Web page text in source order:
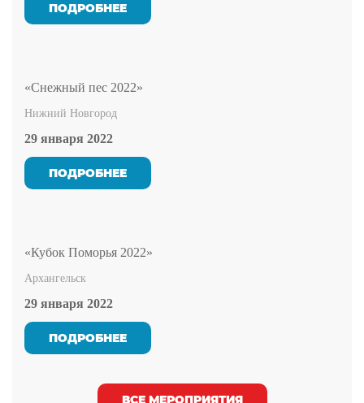
ПОДРОБНЕЕ
«Снежный пес 2022»
Нижний Новгород
29 января 2022
ПОДРОБНЕЕ
«Кубок Поморья 2022»
Архангельск
29 января 2022
ПОДРОБНЕЕ
ВСЕ МЕРОПРИЯТИЯ